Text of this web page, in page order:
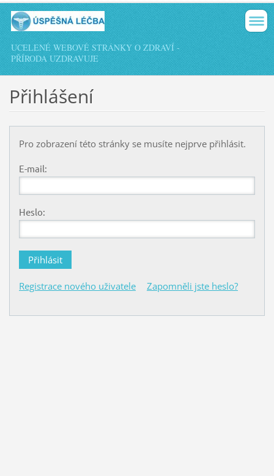
UCELENÉ WEBOVÉ STRÁNKY O ZDRAVÍ -
PŘÍRODA UZDRAVUJE
Přihlášení
Pro zobrazení této stránky se musíte nejprve přihlásit.
E-mail:
Heslo:
Registrace nového uživatele Zapomněli jste heslo?